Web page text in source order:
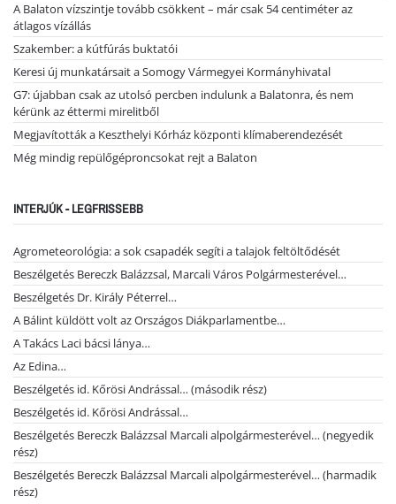
A Balaton vízszintje tovább csökkent – már csak 54 centiméter az
átlagos vízállás
Szakember: a kútfúrás buktatói
Keresi új munkatársait a Somogy Vármegyei Kormányhivatal
G7: újabban csak az utolsó percben indulunk a Balatonra, és nem
kérünk az éttermi mirelitből
Megjavították a Keszthelyi Kórház központi klímaberendezését
Még mindig repülőgéproncsokat rejt a Balaton
INTERJÚK - LEGFRISSEBB
Agrometeorológia: a sok csapadék segíti a talajok feltöltődését
Beszélgetés Bereczk Balázzsal, Marcali Város Polgármesterével…
Beszélgetés Dr. Király Péterrel…
A Bálint küldött volt az Országos Diákparlamentbe…
A Takács Laci bácsi lánya…
Az Edina…
Beszélgetés id. Kőrösi Andrással… (második rész)
Beszélgetés id. Kőrösi Andrással…
Beszélgetés Bereczk Balázzsal Marcali alpolgármesterével… (negyedik
rész)
Beszélgetés Bereczk Balázzsal Marcali alpolgármesterével… (harmadik
rész)